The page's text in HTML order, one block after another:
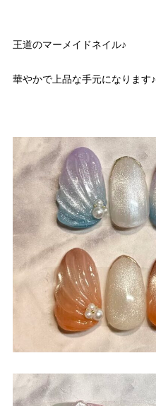
王道のマーメイドネイル♪
華やかで上品な手元になります♪